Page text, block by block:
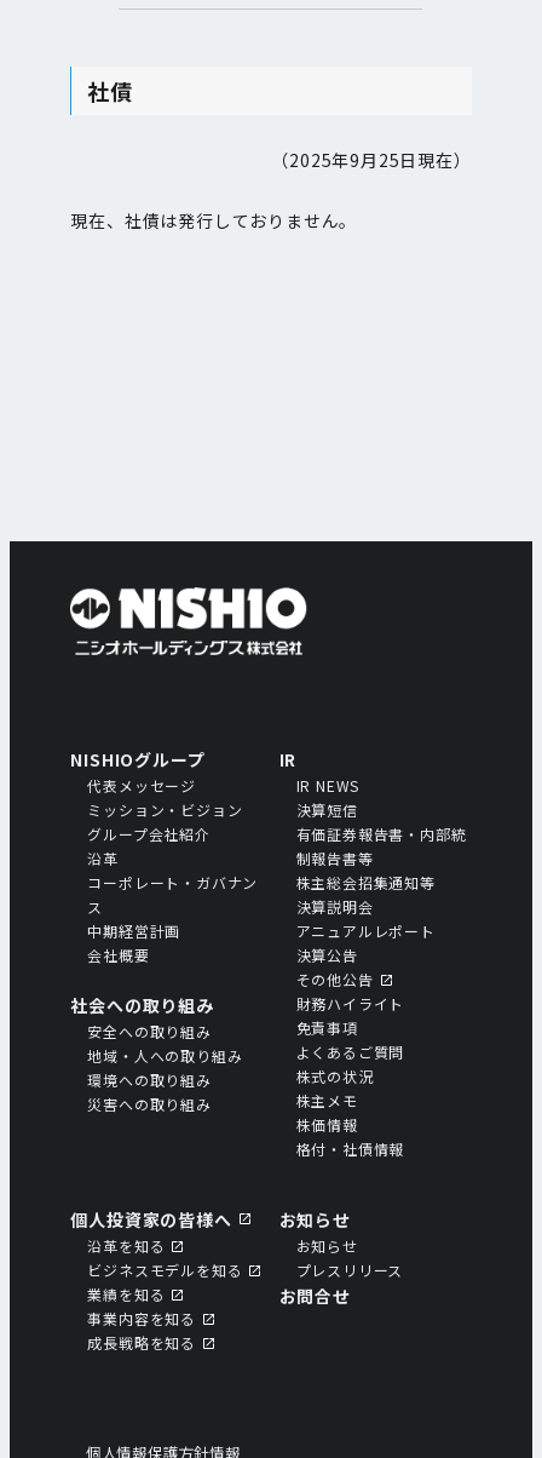
社債
（2025年9月25日現在）
現在、社債は発行しておりません。
NISHIOグループ
代表メッセージ
ミッション・ビジョン
グループ会社紹介
沿革
コーポレート・ガバナン
ス
中期経営計画
会社概要
社会への取り組み
安全への取り組み
地域・人への取り組み
環境への取り組み
災害への取り組み
IR
IR NEWS
決算短信
有価証券報告書・内部統
制報告書等
株主総会招集通知等
決算説明会
アニュアルレポート
決算公告
その他公告
財務ハイライト
免責事項
よくあるご質問
株式の状況
株主メモ
株価情報
格付・社債情報
個人投資家の皆様へ
沿革を知る
ビジネスモデルを知る
業績を知る
事業内容を知る
成⻑戦略を知る
お知らせ
お知らせ
プレスリリース
お問合せ
個人情報保護方針情報